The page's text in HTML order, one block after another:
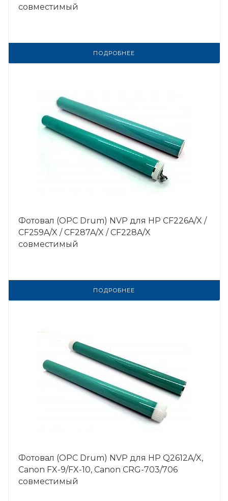
совместимый
ПОДРОБНЕЕ
Фотовал (OPC Drum) NVP для HP CF226A/X /
CF259A/X / CF287A/X / CF228A/X
совместимый
ПОДРОБНЕЕ
Фотовал (OPC Drum) NVP для HP Q2612A/X,
Canon FX-9/FX-10, Canon CRG-703/706
совместимый